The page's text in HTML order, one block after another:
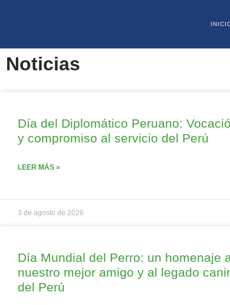
Noticias
Día del Diplomático Peruano:
y compromiso al servicio del Perú
LEER MÁS »
3 de agosto de 2026
Día Mundial del Perro: un homenaje
nuestro mejor amigo y al legado
del Perú